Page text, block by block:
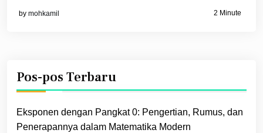
by mohkamil 2 Minute
Pos-pos Terbaru
Eksponen dengan Pangkat 0: Pengertian, Rumus, dan
Penerapannya dalam Matematika Modern